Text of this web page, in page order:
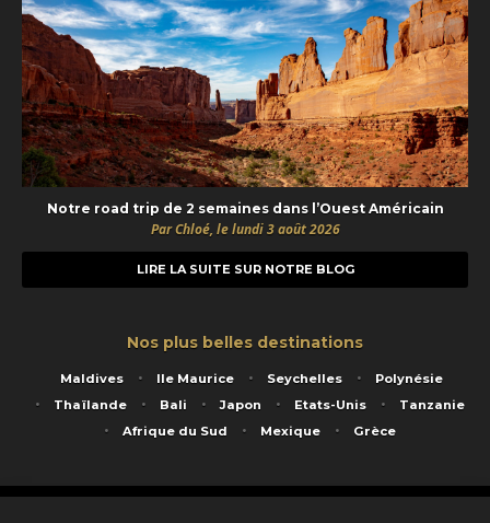
Notre road trip de 2 semaines dans l’Ouest Américain
Par Chloé, le lundi 3 août 2026
LIRE LA SUITE SUR NOTRE BLOG
Nos plus belles destinations
Maldives Ile Maurice Seychelles
Polynésie
Thaïlande
Bali Japon Etats-Unis
Tanzanie
Afrique du Sud
Mexique Grèce